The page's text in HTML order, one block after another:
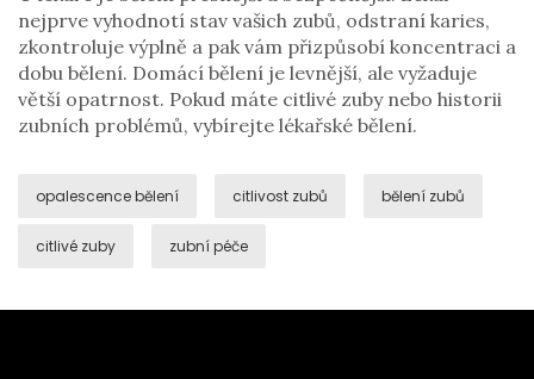
nejprve vyhodnotí stav vašich zubů, odstraní karies,
zkontroluje výplně a pak vám přizpůsobí koncentraci a
dobu bělení. Domácí bělení je levnější, ale vyžaduje
větší opatrnost. Pokud máte citlivé zuby nebo historii
zubních problémů, vybírejte lékařské bělení.
opalescence bělení citlivost zubů bělení zubů
citlivé zuby zubní péče